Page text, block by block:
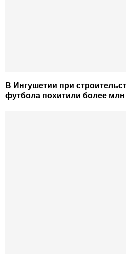
В Ингушетии при
футбола похитили более